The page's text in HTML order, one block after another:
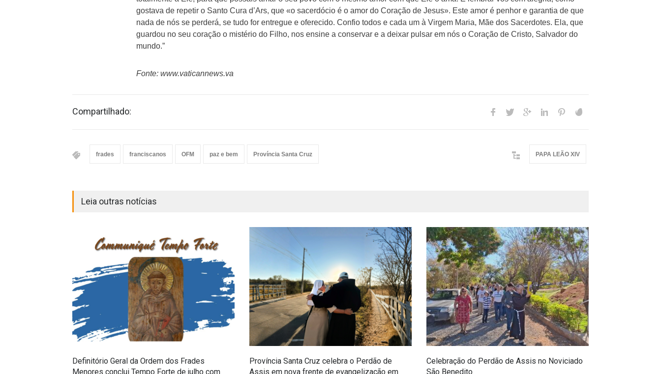
gostava de repetir o Santo Cura d’Ars, que «o sacerdócio é o amor do Coração de Jesus». Este amor é penhor e garantia de que
nada de nós se perderá, se tudo for entregue e oferecido. Confio todos e cada um à Virgem Maria, Mãe dos Sacerdotes. Ela, que
guardou no seu coração o mistério do Filho, nos ensine a conservar e a deixar pulsar em nós o Coração de Cristo, Salvador do
mundo.”
Fonte: www.vaticannews.va
Compartilhado:
frades franciscanos OFM paz e bem Província Santa Cruz PAPA LEÃO XIV
Leia outras notícias
Definitório Geral da Ordem dos Frades
Menores conclui Tempo Forte de julho com
Província Santa Cruz celebra o Perdão de
Assis em nova frente de evangelização em
Celebração do Perdão de Assis no Noviciado
São Benedito